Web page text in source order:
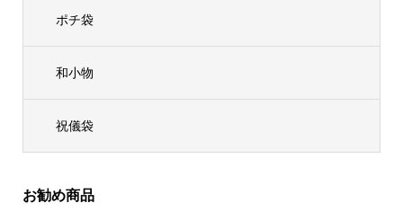
ポチ袋
和小物
祝儀袋
お勧め商品